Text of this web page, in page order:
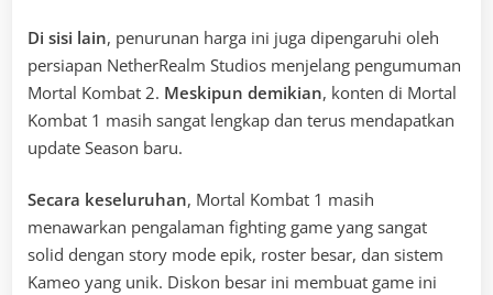
Di sisi lain, penurunan harga ini juga dipengaruhi oleh
persiapan NetherRealm Studios menjelang pengumuman
Mortal Kombat 2. Meskipun demikian, konten di Mortal
Kombat 1 masih sangat lengkap dan terus mendapatkan
update Season baru.
Secara keseluruhan, Mortal Kombat 1 masih
menawarkan pengalaman fighting game yang sangat
solid dengan story mode epik, roster besar, dan sistem
Kameo yang unik. Diskon besar ini membuat game ini